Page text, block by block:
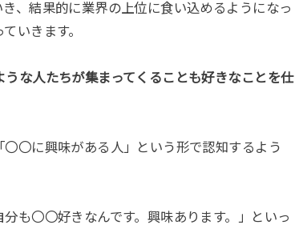
、結果的に業界の上位に食い込めるようになっ
いきます。
な人たちが集まってくることも好きなことを仕
〇に興味がある人」という形で認知するよう
も〇〇好きなんです。興味あります。」といっ